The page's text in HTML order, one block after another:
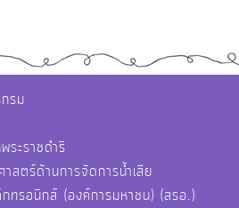
รม
ระราชดำริ
สตร์ด้านการจัดการน้ำเสีย
กทรอนิกส์ (องค์การมหาชน) (สรอ.)